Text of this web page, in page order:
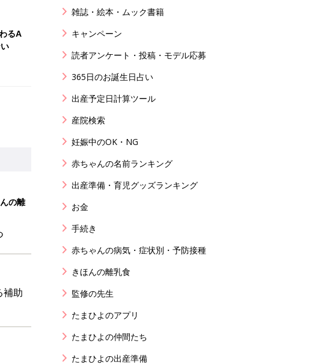
るA
の離
補助
雑誌・絵本・ムック書籍
キャンペーン
読者アンケート・投稿・モデル応募
365日のお誕生日占い
出産予定日計算ツール
産院検索
妊娠中のOK・NG
赤ちゃんの名前ランキング
出産準備・育児グッズランキング
お金
手続き
赤ちゃんの病気・症状別・予防接種
きほんの離乳食
監修の先生
たまひよのアプリ
たまひよの仲間たち
たまひよの出産準備